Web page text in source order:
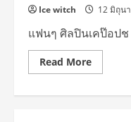
Ice witch 12 มิถุน
แฟนๆ ศิลปินเคป๊อปช
Read MoreRead
more